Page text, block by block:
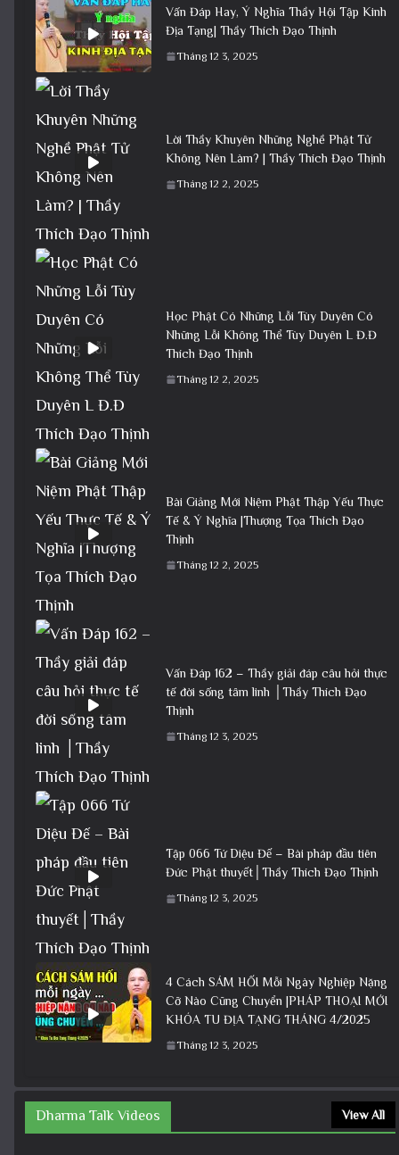
Vấn Đáp Hay, Ý Nghĩa Thầy Hội Tập Kinh
Địa Tạng| Thầy Thích Đạo Thịnh
Tháng 12 3, 2025
Lời Thầy Khuyên Những Nghề Phật Tử
Không Nên Làm? | Thầy Thích Đạo Thịnh
Tháng 12 2, 2025
Học Phật Có Những Lỗi Tùy Duyên Có
Những Lỗi Không Thể Tùy Duyên L Đ.Đ
Thích Đạo Thịnh
Tháng 12 2, 2025
Bài Giảng Mới Niệm Phật Thập Yếu Thực
Tế & Ý Nghĩa |Thượng Tọa Thích Đạo
Thịnh
Tháng 12 2, 2025
Vấn Đáp 162 – Thầy giải đáp câu hỏi thực
tế đời sống tâm linh │Thầy Thích Đạo
Thịnh
Tháng 12 3, 2025
Tập 066 Tứ Diệu Đế – Bài pháp đầu tiên
Đức Phật thuyết│Thầy Thích Đạo Thịnh
Tháng 12 3, 2025
4 Cách SÁM HỐI Mỗi Ngày Nghiệp Nặng
Cỡ Nào Cũng Chuyển |PHÁP THOẠI MỚI
KHÓA TU ĐỊA TẠNG THÁNG 4/2025
Tháng 12 3, 2025
Dharma Talk Videos View All